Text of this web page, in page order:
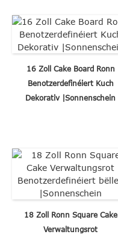
16 Zoll Cake Board Ronn
Benotzerdefinéiert Kuch
Dekorativ |Sonnenschein
18 Zoll Ronn Square Cake
Verwaltungsrot